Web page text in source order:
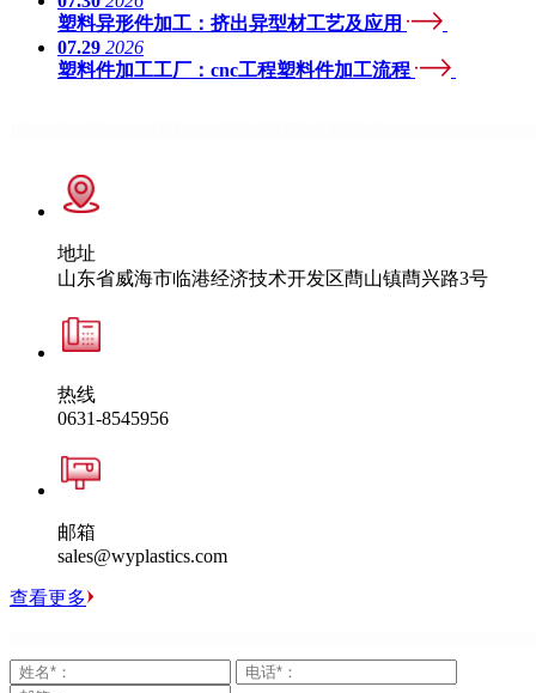
塑料异形件加工：挤出异型材工艺及应用
07.29 2026
塑料件加工工厂：cnc工程塑料件加工流程
地址
山东省威海市临港经济技术开发区蔄山镇蔄兴路3号
热线
0631-8545956
邮箱
sales@wyplastics.com
查看更多